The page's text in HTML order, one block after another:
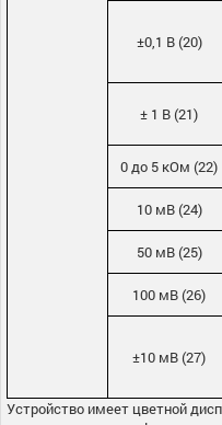
±0,1 В (20)
± 1 В (21)
0 до 5 кОм (22)
10 мВ (24)
50 мВ (25)
100 мВ (26)
±10 мВ (27)
Устройство имеет цветной